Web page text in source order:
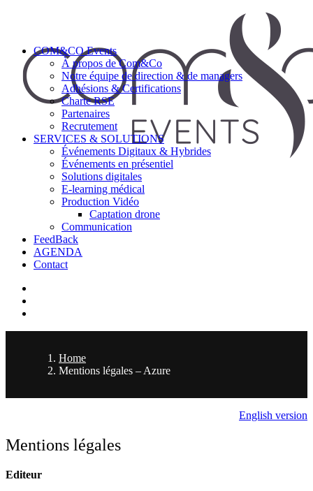
COM&CO Events
À propos de Com&Co
Notre équipe de direction & de managers
Adhésions & Certifications
Charte RSE
Partenaires
Recrutement
SERVICES & SOLUTIONS
Événements Digitaux & Hybrides
Événements en présentiel
Solutions digitales
E-learning médical
Production Vidéo
Captation drone
Communication
FeedBack
AGENDA
Contact
Home
Mentions légales – Azure
English version
Mentions légales
Editeur